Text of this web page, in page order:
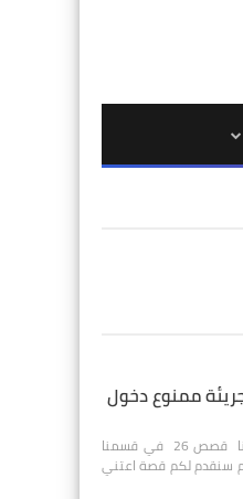
ممنوع دخول
مرحباً بكم أصدقائي وأحبابي في موقعنا قصص 26 في قسمنا
سنقدم لكم قصة اعتني